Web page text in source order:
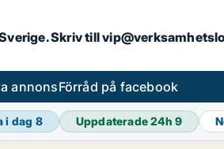
Skriv till
annonsFörråd på facebook
i dag 8 Uppdaterade 24h9